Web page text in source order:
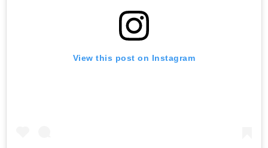
View this post on Instagram